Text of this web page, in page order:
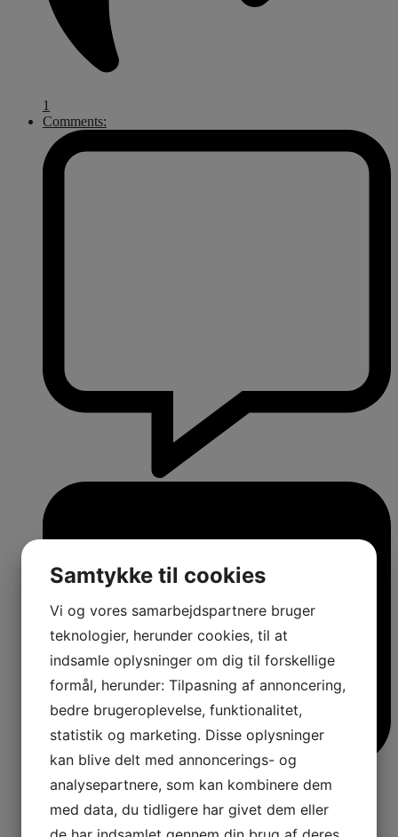
1
Comments:
Samtykke til cookies
Vi og vores samarbejdspartnere bruger
teknologier, herunder cookies, til at
indsamle oplysninger om dig til forskellige
formål, herunder: Tilpasning af annoncering,
bedre brugeroplevelse, funktionalitet,
statistik og marketing. Disse oplysninger
kan blive delt med annoncerings- og
analysepartnere, som kan kombinere dem
med data, du tidligere har givet dem eller